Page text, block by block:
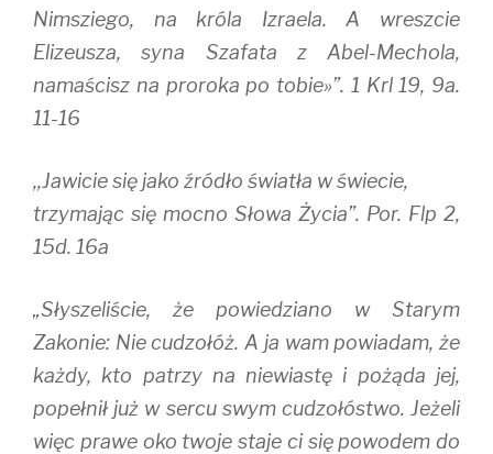
Nimsziego, na króla Izraela. A wreszcie
Elizeusza, syna Szafata z Abel-Mechola,
namaścisz na proroka po tobie»”. 1 Krl 19, 9a.
11-16
,,Jawicie się jako źródło światła w świecie,
trzymając się mocno Słowa Życia”. Por. Flp 2,
15d. 16a
„Słyszeliście, że powiedziano w Starym
Zakonie: Nie cudzołóż. A ja wam powiadam, że
każdy, kto patrzy na niewiastę i pożąda jej,
popełnił już w sercu swym cudzołóstwo. Jeżeli
więc prawe oko twoje staje ci się powodem do